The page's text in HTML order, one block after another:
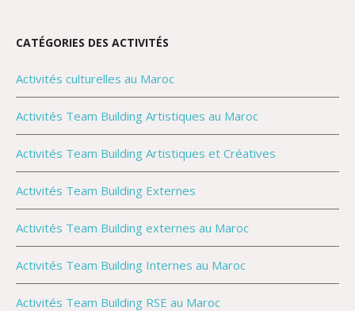
CATÉGORIES DES ACTIVITÉS
Activités culturelles au Maroc
Activités Team Building Artistiques au Maroc
Activités Team Building Artistiques et Créatives
Activités Team Building Externes
Activités Team Building externes au Maroc
Activités Team Building Internes au Maroc
Activités Team Building RSE au Maroc